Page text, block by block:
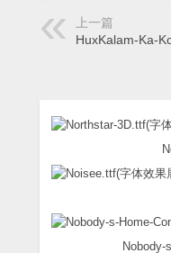
上一篇
HuxKalam-Ka-
Nobody-